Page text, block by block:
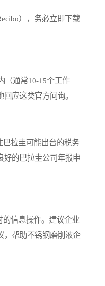
），务必立即下载
（通常10-15个工作
应这类官方问询。
拉圭可能出台的税务
好的巴拉圭公司年报申
信息操作。建议企业
，帮助不锈钢磨削液企